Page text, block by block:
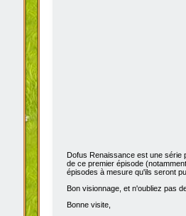
Dofus Renaissance est une série
de ce premier épisode
épisodes à mesure qu'ils seront
Bon visionnage, et n'oubliez pas
Bonne visite,